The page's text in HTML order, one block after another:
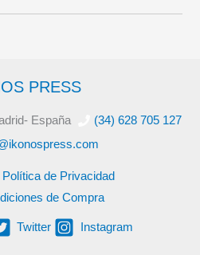
PRESS
España
(34) 628 705 127
de Privacidad
de Compra
Twitter Instagram